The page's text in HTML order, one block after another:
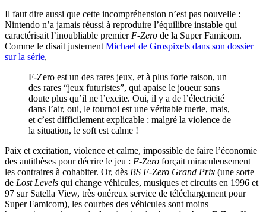
Il faut dire aussi que cette incompréhension n’est pas nouvelle :
Nintendo n’a jamais réussi à reproduire l’équilibre instable qui
caractérisait l’inoubliable premier F-Zero de la Super Famicom.
Comme le disait justement Michael de Grospixels dans son dossier
sur la série,
F-Zero est un des rares jeux, et à plus forte raison, un
des rares “jeux futuristes”, qui apaise le joueur sans
doute plus qu’il ne l’excite. Oui, il y a de l’électricité
dans l’air, oui, le tournoi est une véritable tuerie, mais,
et c’est difficilement explicable : malgré la violence de
la situation, le soft est calme !
Paix et excitation, violence et calme, impossible de faire l’économie
des antithèses pour décrire le jeu : F-Zero forçait miraculeusement
les contraires à cohabiter. Or, dès BS F-Zero Grand Prix (une sorte
de Lost Levels qui change véhicules, musiques et circuits en 1996 et
97 sur Satella View, très onéreux service de téléchargement pour
Super Famicom), les courbes des véhicules sont moins